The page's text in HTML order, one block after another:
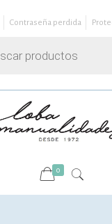
Contraseña perdida
0